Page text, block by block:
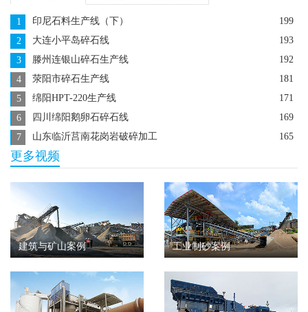
1 印尼石料生产线（下）
199
2
大连小平岛碎石线
193
3
滕州连银山碎石生产线
192
4
荥阳市碎石生产线
181
5
绵阳HPT-220生产线
171
6
四川绵阳鹅卵石碎石线
169
7
山东临沂莒南花岗岩破碎加工 165
更多视频
建筑与矿山案例 工业制砂案例